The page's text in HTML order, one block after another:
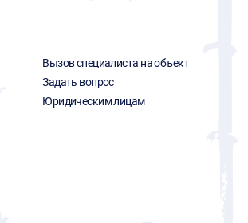
Вызов специалиста на объект
Задать вопрос
Юридическим лицам